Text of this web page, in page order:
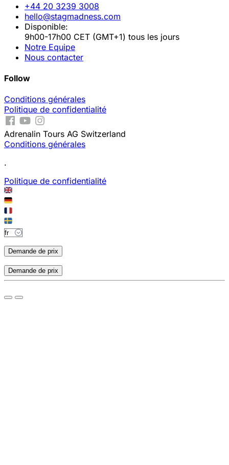
+44 20 3239 3008
hello@stagmadness.com
Disponible:
9h00-17h00 CET (GMT+1) tous les jours
Notre Equipe
Nous contacter
Follow
Conditions générales
Politique de confidentialité
Adrenalin Tours AG Switzerland
Conditions générales
.
Politique de confidentialité
Demande de prix
Demande de prix